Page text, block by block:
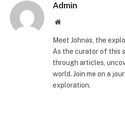
Admin
Website
Meet Johnas, the
As the curator of this
through articles,
world. Join me on a
exploration.